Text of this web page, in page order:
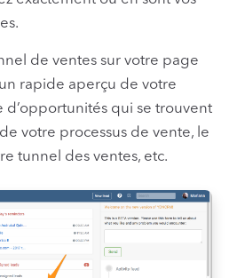
de ventes sur votre page
un rapide aperçu de votre
qui se trouvent
votre processus de vente, le
tunnel des ventes, etc.